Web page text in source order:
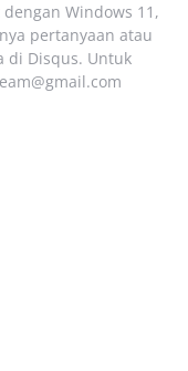
Windows 11,
pertanyaan atau
di Disqus. Untuk